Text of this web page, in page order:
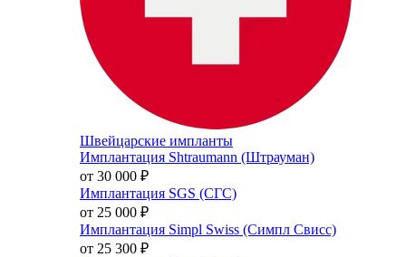
Швейцарские импланты
Имплантация Shtraumann (Штрауман)
от 30 000 ₽
Имплантация SGS (СГС)
от 25 000 ₽
Имплантация Simpl Swiss (Симпл Свисс)
от 25 300 ₽